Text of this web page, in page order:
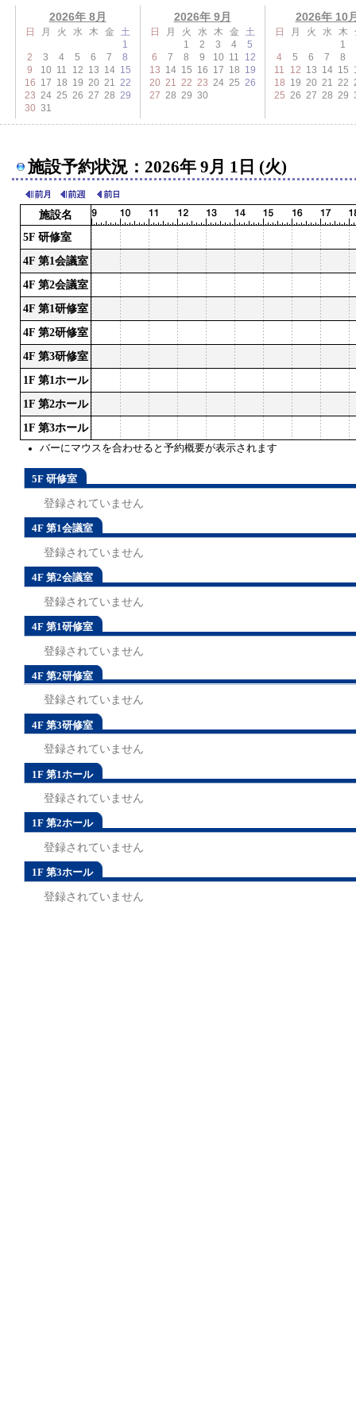
2026年 8月
日 月 火 水 木 金
土
1
2
3 4 5 6 7
8
9
10 11 12 13 14 15
16 17 18 19 20 21 22
23 24 25 26 27 28 29
30 31
2026年 9月
日 月 火 水 木 金
土
1
2 3 4
5
6
7 8 9 10 11
12
13 14 15 16 17 18 19
20 21 22 23 24 25 26
27 28 29 30
2026年 10
日 月 火 水 木
1
4
5 6 7
8
11
12 13 14 15
18 19 20 21 22
25 26 27 28 29
施設予約状況：2026年 9月 1日 (火)
施設名
バーにマウスを合わせると予約概要が表示されます
5F 研修室
4F 第1会議室
4F 第2会議室
4F 第1研修室
4F 第2研修室
4F 第3研修室
1F 第1ホール
1F 第2ホール
1F 第3ホール
5F 研修室
登録されていません
4F 第1会議室
登録されていません
4F 第2会議室
登録されていません
4F 第1研修室
登録されていません
4F 第2研修室
登録されていません
4F 第3研修室
登録されていません
1F 第1ホール
登録されていません
1F 第2ホール
登録されていません
1F 第3ホール
登録されていません